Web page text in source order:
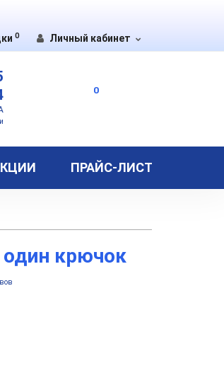
0 Личный кабинет
0
ПРАЙС-ЛИСТ
крючок